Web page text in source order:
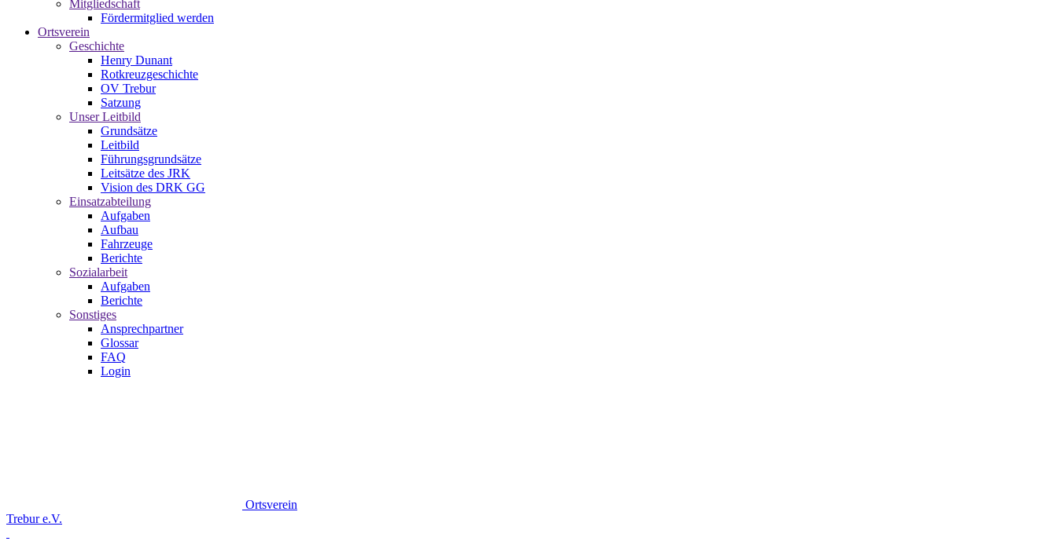
Mitgliedschaft
Fördermitglied werden
Ortsverein
Geschichte
Henry Dunant
Rotkreuzgeschichte
OV Trebur
Satzung
Unser Leitbild
Grundsätze
Leitbild
Führungsgrundsätze
Leitsätze des JRK
Vision des DRK GG
Einsatzabteilung
Aufgaben
Aufbau
Fahrzeuge
Berichte
Sozialarbeit
Aufgaben
Berichte
Sonstiges
Ansprechpartner
Glossar
FAQ
Login
Ortsverein
Trebur e.V.